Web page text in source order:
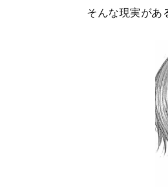
そんな現実があ